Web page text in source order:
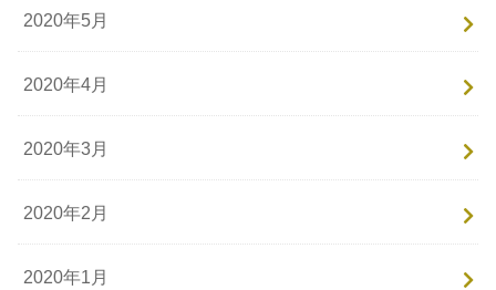
2020年5月
2020年4月
2020年3月
2020年2月
2020年1月